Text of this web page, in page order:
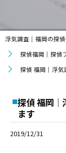
浮気調査｜福岡の探
探偵福岡｜探偵
探偵 福岡｜浮
探偵 福岡｜
ます
2019/12/31